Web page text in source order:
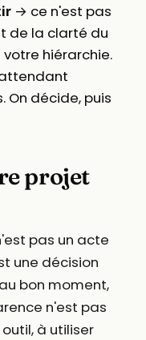
→ ce n'est pas
de la clarté du
hiérarchie.
On décide, puis
projet
pas un acte
une décision
bon moment,
n'est pas
à utiliser